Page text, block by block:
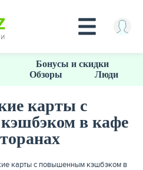
Бонусы и скидки
Обзоры Люди
карты с
в кафе
карты с повышенным кэшбэком в